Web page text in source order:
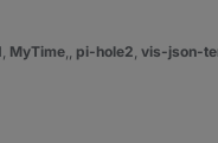
MyTime pi-hole2 vis-json-